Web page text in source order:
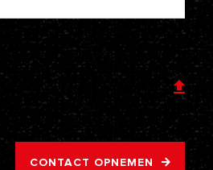
CONTACT OPNEMEN